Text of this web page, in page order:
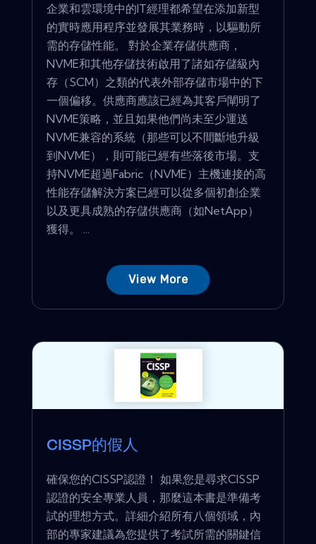
企業和雲環境中的IT經理都希望在添加新型
的實時應用程序並發展其業務時，以驅動所
需的存儲性能。 對於企業存儲供應商，
NVME和其他存儲技術啟用了諸如存儲級內
存（SCM）之類的代表外部存儲市場中的下
一個偏移。供應商應該已經為其客戶闡明了
NVME策略，並且如果他們尚未至少運送
NVME兼容的系統（那些可以不間斷地升級
到NVME），則可能已經有些落後市場。支
持NVME超過Fabric（NVME）主機連接的高
性能存儲解決方案已經可以從多個初創企業
以及更具成熟的存儲供應商（如NetApp）
獲得。 ...
View More
CISSP的假人
確保您的CISSP認證！ 如果您是尋求CISSP
認證的安全專業人員，那麼這本書是準備考
試的理想方式。詳細介紹所有八個領域，內
部的專家建議為您提供了考試所需的關鍵信